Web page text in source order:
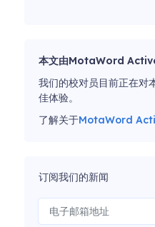
本文由MotaWord Active
我们的校对员目前正在对
佳体验。
了解关于MotaWord
订阅我们的新闻